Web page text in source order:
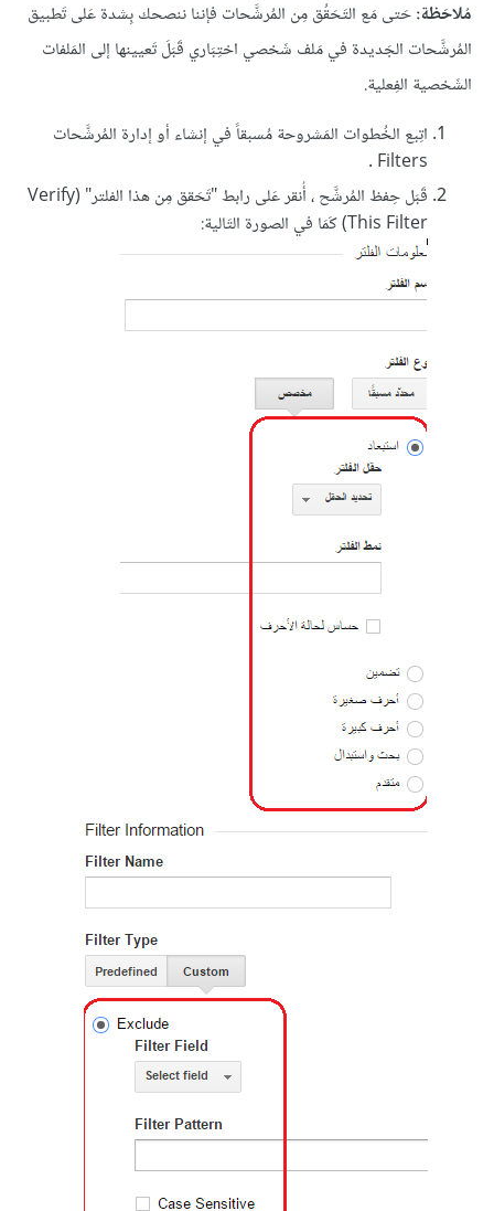
مُلاحَظة:حَتى مَع التَحَقُق مِن المُرشَّحات فإننا ننصحك بِشدة عَلى تَطبيق
المُرشَّحات الجَديدة في مَلف شَخصي اختِبَاري قَبَلَ تَعيينها إلى المَلفات
الشَخصية الفِعلية.
اتِبع الخُطوات المَشروحة مُسبقاً في إنشاء أو إدارة المُرشَّحات
Filters .
قَبَل حِفظ المُرشَّح ، أُنقر عَلى رابط "تَحَقق مِن هذا الفلتر" (Verify
This Filter) كَمَا في الصورة التَالية: